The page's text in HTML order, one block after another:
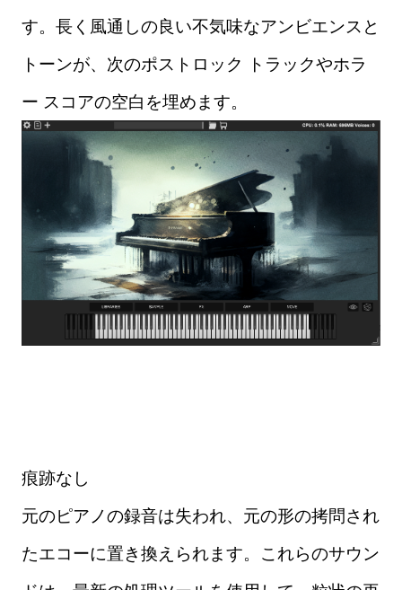
す。長く風通しの良い不気味なアンビエンスと
トーンが、次のポストロック トラックやホラ
ー スコアの空白を埋めます。
痕跡なし
元のピアノの録音は失われ、元の形の拷問され
たエコーに置き換えられます。これらのサウン